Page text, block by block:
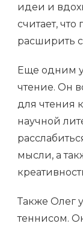
идеи и
считает,
расширить
Еще одним
чтение. Он
для чтения
научной
мысли, а
Также Олег
теннисом.